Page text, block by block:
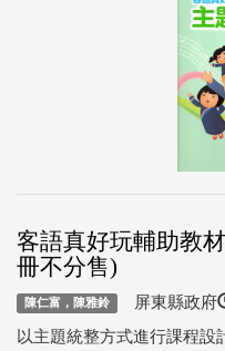
客語真好玩輔助教
冊不分售)
陳仁富，陳雅鈴 屏東縣政府
以主題統整方式進行課程設